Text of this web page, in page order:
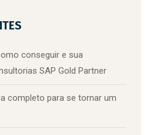
conseguir e sua
SAP Gold Partner
completo para se tornar um